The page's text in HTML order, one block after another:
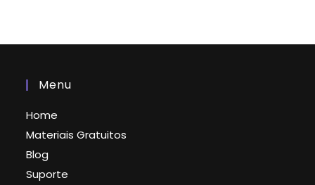
Menu
Home
Materiais Gratuitos
Blog
Suporte